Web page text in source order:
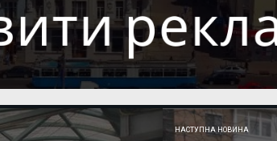
НАСТУПНА НОВИНА